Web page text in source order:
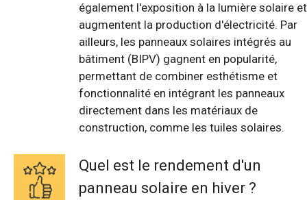
également l'exposition à la lumière solaire et
augmentent la production d'électricité. Par
ailleurs, les panneaux solaires intégrés au
bâtiment (BIPV) gagnent en popularité,
permettant de combiner esthétisme et
fonctionnalité en intégrant les panneaux
directement dans les matériaux de
construction, comme les tuiles solaires.
Quel est le rendement d'un
panneau solaire en hiver ?